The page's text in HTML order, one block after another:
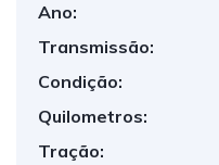
Ano:
Transmissão:
Condição:
Quilometros:
Tração: